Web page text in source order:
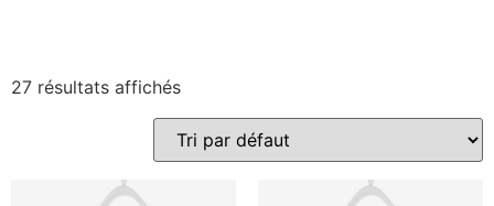
27 résultats affichés